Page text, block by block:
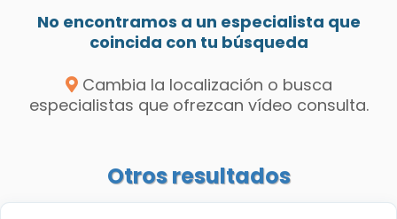
No encontramos a un especialista que
coincida con tu búsqueda
Cambia la localización o busca
especialistas que ofrezcan vídeo consulta.
Otros resultados